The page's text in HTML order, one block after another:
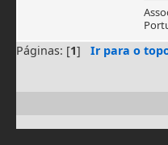
Páginas: [1] Ir para o